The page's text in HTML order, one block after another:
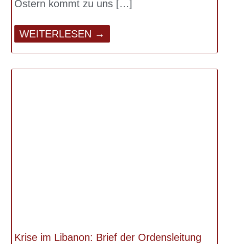
Ostern kommt zu uns
WEITERLESEN →
Krise im Libanon: Brief der Ordensleitung